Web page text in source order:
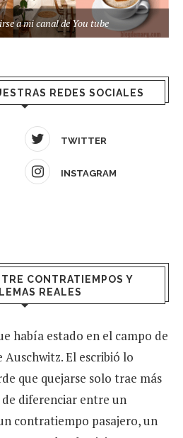
a mi canal de You tube
REDES SOCIALES
TWITTER
INSTAGRAM
CONTRATIEMPOS Y
REALES
había estado en el campo de
El escribió lo
que quejarse solo trae más
diferenciar entre un
contratiempo pasajero, un